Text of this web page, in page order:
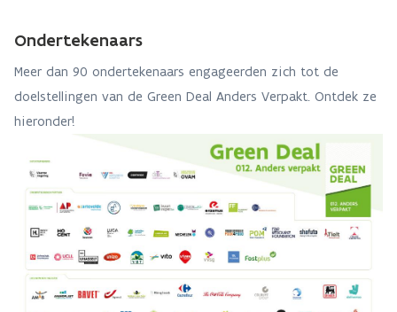
Ondertekenaars
Meer dan 90 ondertekenaars engageerden zich tot de
doelstellingen van de Green Deal Anders Verpakt. Ontdek ze
hieronder!